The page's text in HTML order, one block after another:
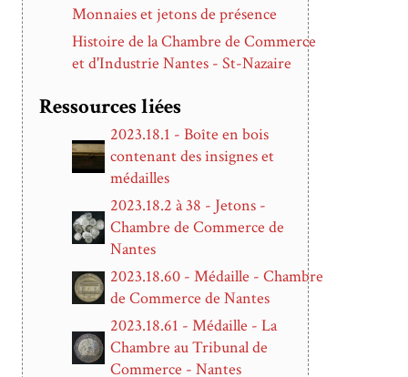
Monnaies et jetons de présence
Histoire de la Chambre de Commerce
et d'Industrie Nantes - St-Nazaire
Ressources liées
2023.18.1 - Boîte en bois
contenant des insignes et
médailles
2023.18.2 à 38 - Jetons -
Chambre de Commerce de
Nantes
2023.18.60 - Médaille - Chambre
de Commerce de Nantes
2023.18.61 - Médaille - La
Chambre au Tribunal de
Commerce - Nantes